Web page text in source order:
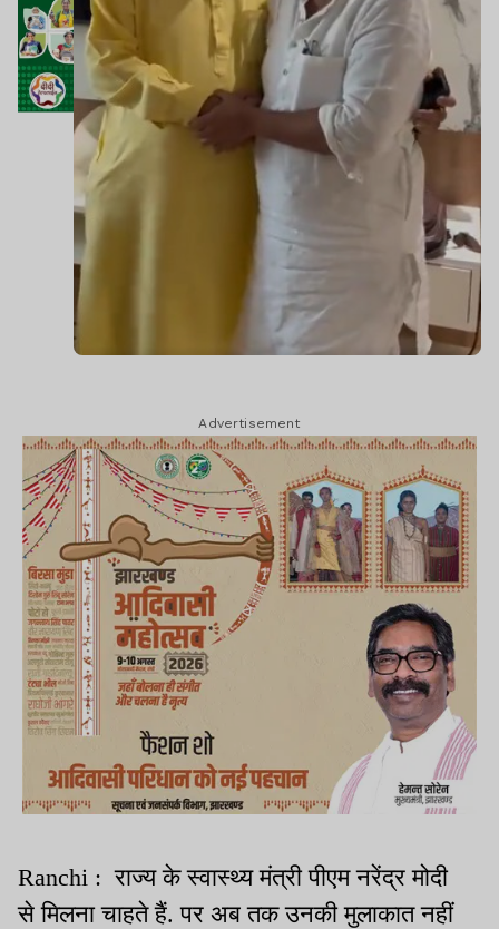
Advertisement
Ranchi : राज्य के स्वास्थ्य मंत्री पीएम नरेंद्र मोदी
से मिलना चाहते हैं. पर अब तक उनकी मुलाकात नहीं